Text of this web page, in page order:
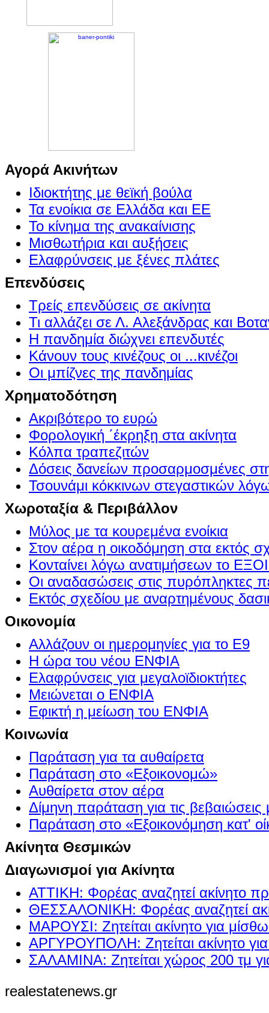
Αγορά Ακινήτων
Ιδιοκτήτης με θεϊκή βούλα
Τα ενοίκια σε Ελλάδα και ΕΕ
Το κίνημα της ανακαίνισης
Μισθωτήρια και αυξήσεις
Ελαφρύνσεις με ξένες πλάτες
Επενδύσεις
Τρείς επενδύσεις σε ακίνητα
Τι αλλάζει σε Λ. Αλεξάνδρας και
Η πανδημία διώχνει επενδυτές
Κάνουν τους κινέζους οι ...κινέζοι
Οι μπίζνες της πανδημίας
Χρηματοδότηση
Ακριβότερο το ευρώ
Φορολογική ΄έκρηξη στα ακίνητα
Κόλπα τραπεζιτών
Δόσεις δανείων προσαρμοσμένες
Τσουνάμι κόκκινων στεγαστικών
Χωροταξία & Περιβάλλον
Μύλος με τα κουρεμένα ενοίκια
Στον αέρα η οικοδόμηση στα εκτός
Κονταίνει λόγω ανατιμήσεων το
Οι αναδασώσεις στις πυρόπληκτες
Εκτός σχεδίου με αναρτημένους
Οικονομία
Αλλάζουν οι ημερομηνίες για το Ε9
Η ώρα του νέου ΕΝΦΙΑ
Ελαφρύνσεις για μεγαλοϊδιοκτήτες
Μειώνεται ο ΕΝΦΙΑ
Εφικτή η μείωση του ΕΝΦΙΑ
Κοινωνία
Παράταση για τα αυθαίρετα
Παράταση στο «Εξοικονομώ»
Αυθαίρετα στον αέρα
Δίμηνη παράταση για τις βεβαιώσεις
Παράταση στο «Εξοικονόμηση κατ'
Ακίνητα Θεσμικών
Διαγωνισμοί για Ακίνητα
ΑΤΤΙΚΗ: Φορέας αναζητεί ακίνητο
ΘΕΣΣΑΛΟΝΙΚΗ: Φορέας αναζητεί
ΜΑΡΟΥΣΙ: Ζητείται ακίνητο για
ΑΡΓΥΡΟΥΠΟΛΗ: Ζητείται ακίνητο
ΣΑΛΑΜΙΝΑ: Ζητείται χώρος 200 τμ
realestatenews.gr